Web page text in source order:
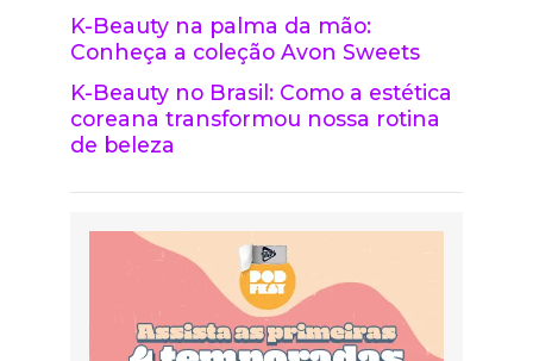
K-Beauty na palma da mão:
Conheça a coleção Avon Sweets
K-Beauty no Brasil: Como a estética
coreana transformou nossa rotina
de beleza